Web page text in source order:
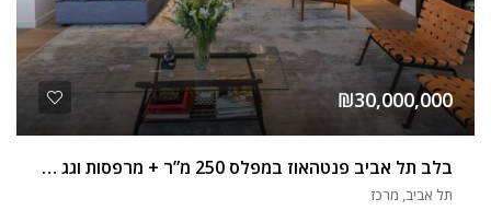
₪30,000,000
בלב תל אביב פנטהאוז במפלס 250 מ”ר + מרפסות וגג עם בריכה
תל אביב, מרכז